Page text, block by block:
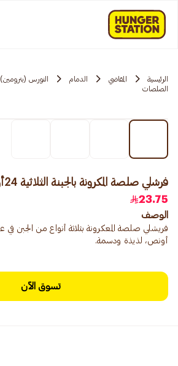
الرئيسية المقاضي الدمام النورس (بترومين)
الصلصات
فرشلي صلصة المكرونة بالجبنة الثلاثية 24أونصة
23.75
الوصف
أونص، لذيذة ودسمة.
تسوق الآن